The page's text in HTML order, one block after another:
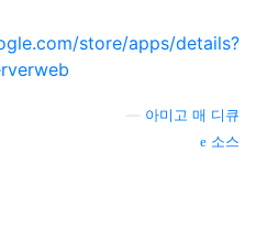
store/apps/details?
아미고 매 디큐
소스